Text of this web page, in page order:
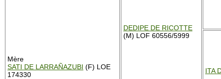
Mère
SATI DE LARRAÑAZUBI (F) LOE
174330
DEDIPE DE RICOTTE
(M) LOF 60556/5999
ITA